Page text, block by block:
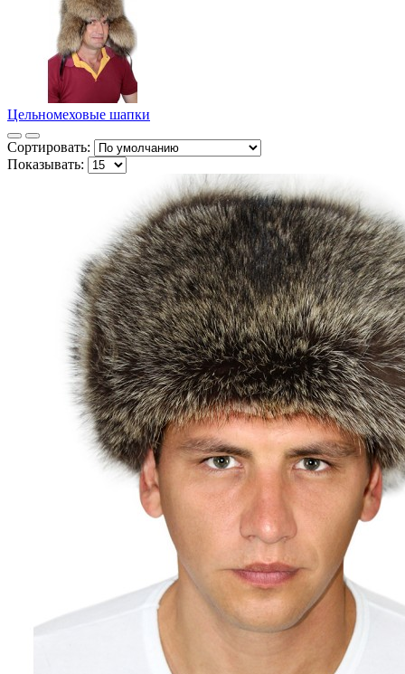
Цельномеховые шапки
Сортировать:
Показывать: